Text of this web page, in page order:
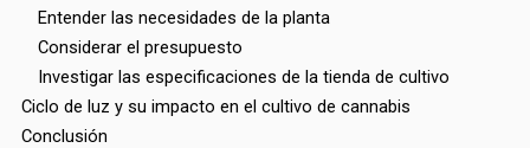
Entender las necesidades de la planta
Considerar el presupuesto
Investigar las especificaciones de la tienda de cultivo
Ciclo de luz y su impacto en el cultivo de cannabis
Conclusión